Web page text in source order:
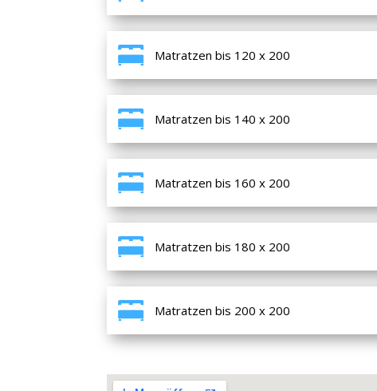
Matratzen bis 120 x 200
Matratzen bis 140 x 200
Matratzen bis 160 x 200
Matratzen bis 180 x 200
Matratzen bis 200 x 200